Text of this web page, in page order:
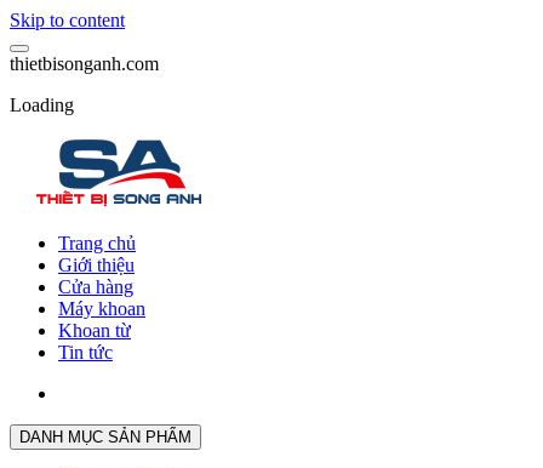
Skip to content
thietbisonganh.com
Loading
Trang chủ
Giới thiệu
Cửa hàng
Máy khoan
Khoan từ
Tin tức
DANH MỤC SẢN PHẨM